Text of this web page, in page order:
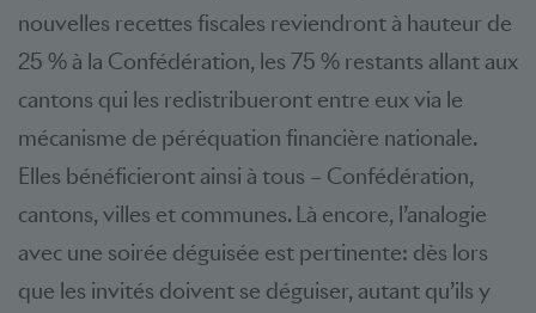
nouvelles recettes fiscales reviendront à hauteur de
25 % à la Confédération, les 75 % restants allant aux
cantons qui les redistribueront entre eux via le
mécanisme de péréquation financière nationale.
Elles bénéficieront ainsi à tous – Confédération,
cantons, villes et communes. Là encore, l’analogie
avec une soirée déguisée est pertinente: dès lors
que les invités doivent se déguiser, autant qu’ils y